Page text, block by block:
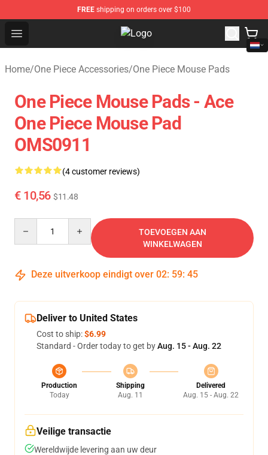
FREE shipping on orders over $100
Open menu One Piece Store - Official One
Home/One Piece Accessories/One Piece Mouse Pads
One Piece Mouse Pads - Ace
One Piece Mouse Pad
OMS0911
(4 customer reviews)
€ 10,56 $11.48
TOEVOEGEN AAN
WINKELWAGEN
Deze uitverkoop eindigt over 02: 59: 45
Deliver to United States
Cost to ship:$6.99
Standard - Order today to get byAug. 15 - Aug. 22
Production
Today
Shipping
Aug. 11
Delivered
Aug. 15 - Aug. 22
Veilige transactie
Wereldwijde levering aan uw deur